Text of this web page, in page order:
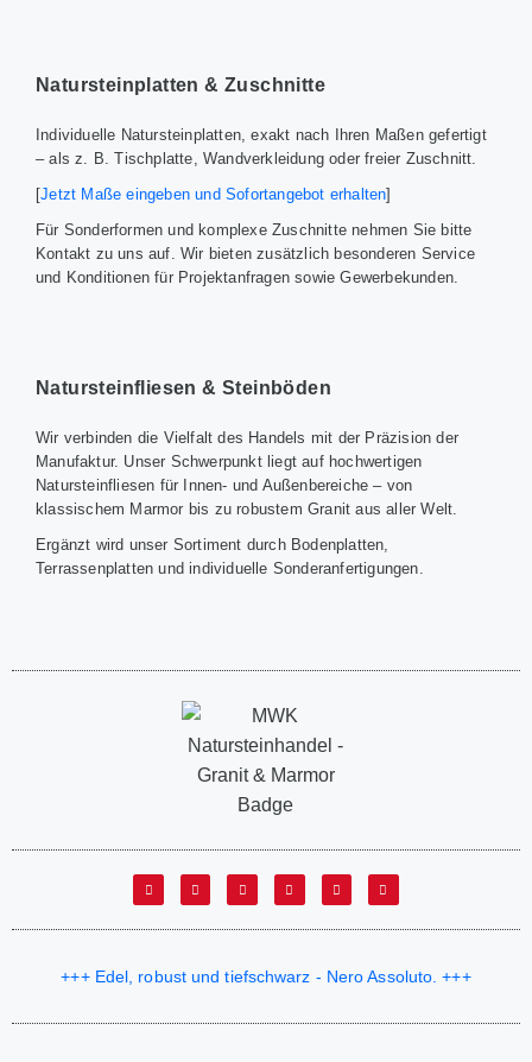
Natursteinplatten & Zuschnitte
Individuelle Natursteinplatten, exakt nach Ihren Maßen gefertigt
– als z. B. Tischplatte, Wandverkleidung oder freier Zuschnitt.
[Jetzt Maße eingeben und Sofortangebot erhalten]
Für Sonderformen und komplexe Zuschnitte nehmen Sie bitte
Kontakt zu uns auf. Wir bieten zusätzlich besonderen Service
und Konditionen für Projektanfragen sowie Gewerbekunden.
Natursteinfliesen & Steinböden
Wir verbinden die Vielfalt des Handels mit der Präzision der
Manufaktur. Unser Schwerpunkt liegt auf hochwertigen
Natursteinfliesen für Innen- und Außenbereiche – von
klassischem Marmor bis zu robustem Granit aus aller Welt.
Ergänzt wird unser Sortiment durch Bodenplatten,
Terrassenplatten und individuelle Sonderanfertigungen.
+++ Edel, robust und tiefschwarz - Nero Assoluto. +++